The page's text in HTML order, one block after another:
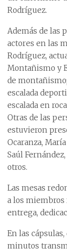
Rodríguez.
Además de las
actores en las
Rodríguez,
Montañismo y
de
escalada
escalada en
Otras de las
estuvieron
Ocaranza,
Saúl
otros.
Las mesas
a los
entrega,
En las
minutos